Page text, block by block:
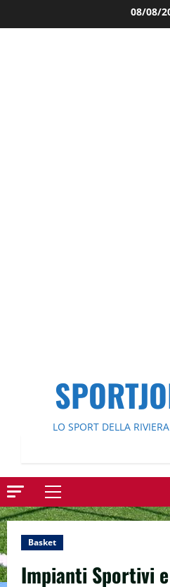
al
08/08/
LO SPORT DELLA
Menu
principale
Basket
Impianti Sportivi